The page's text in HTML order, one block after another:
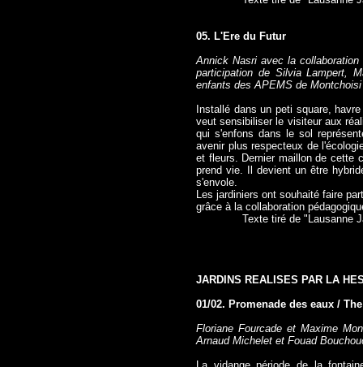
05. L'Ere du Futur
Annick Nasri avec la
participation de Silvia Lampert,
enfants des APEMS de
Installé dans un peti square,
veut sensibiliser le visiteur aux
qui s'enfons dans le sol
avenir plus respecteux de
et fleurs. Dernier maillon de cette
prend vie. Il devient un être
s'envole.
Les jardiniers ont souhaité faire
grâce à la collaboration
Texte tiré de "Lausanne
JARDINS REALISES PAR LA
01/02. Promenade des eaux /
Floriane Fourcade et Maxime
Arnaud Michelet et Fouad